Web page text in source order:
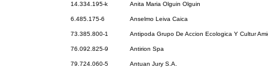
14.334.195-k Anita Maria Olguin Olguin
6.485.175-6 Anselmo Leiva Caica
73.385.800-1 Antipoda Grupo De Accion Ecologica Y Cultur
76.092.825-9 Antirion Spa
79.724.060-5 Antuan Jury S.A.